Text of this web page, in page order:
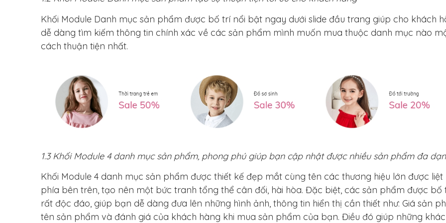
Khối Module Danh mục sản phẩm được bố trí nổi bật ngay dưới slide đầu trang giúp cho khách
dễ dàng tìm kiếm thông tin chính xác về các sản phẩm mình muốn mua thuộc danh mục nào
cách thuận tiện nhất.
1.3 Khối Module 4 danh mục sản phẩm, phong phú giúp bạn cập nhật được nhiều sản phẩm đa
Khối Module 4 danh mục sản phẩm được thiết kế đẹp mắt cùng tên các thương hiệu lớn được liệt
phía bên trên, tạo nên một bức tranh tổng thể cân đối, hài hòa. Đặc biệt, các sản phẩm được bố
rất độc đáo, giúp bạn dễ dàng đưa lên những hình ảnh, thông tin hiển thị cần thiết như: Giá sản
tên sản phẩm và đánh giá của khách hàng khi mua sản phẩm của bạn. Điều đó giúp những